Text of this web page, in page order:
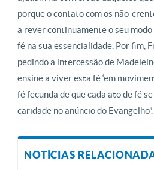
porque o contato com os não-
a rever continuamente o seu
fé na sua essencialidade. Por fim,
pedindo a intercessão de
ensine a viver esta fé ‘em
fé fecunda de que cada ato de fé
caridade no anúncio do Evangelho”.
NOTÍCIAS